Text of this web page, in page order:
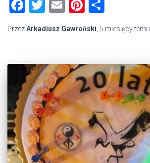
Facebook
Twitter
EmailPinterest
PrzezArkadiusz Gawroński, 5 miesięcytemu